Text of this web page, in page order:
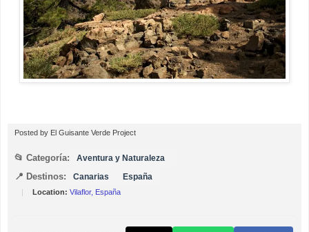
Posted by El Guisante Verde Project
📂 Categoría: Aventura y Naturaleza
📍 Destinos: Canarias España
| Location: Vilaflor, España